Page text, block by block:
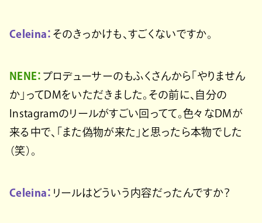
Celeina： そのきっかけも、すごくないですか。
NENE： プロデューサーのもふくさんから「やりません
か」ってDMをいただきました。その前に、自分の
Instagramのリールがすごい回ってて。色々なDMが
来る中で、「また偽物が来た」と思ったら本物でした
（笑）。
Celeina： リールはどういう内容だったんですか？